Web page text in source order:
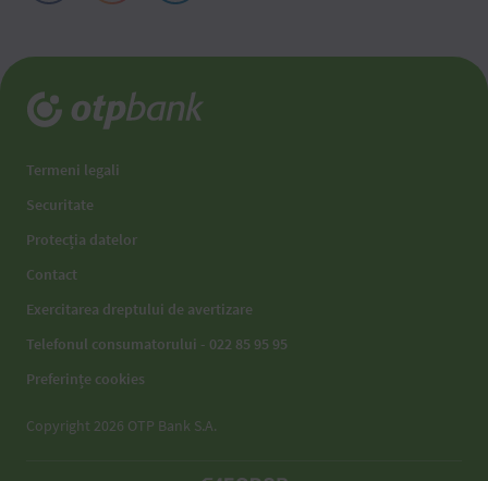
Termeni legali
Securitate
Protecția datelor
Contact
Exercitarea dreptului de avertizare
Telefonul consumatorului - 022 85 95 95
Preferințe cookies
Copyright 2026 OTP Bank S.A.